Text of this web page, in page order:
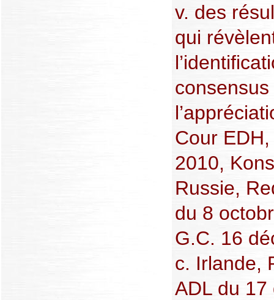
v. des
qui
Cour
2010,
Russie,
du 8
G.C. 16
c. Irlande,
ADL du 17